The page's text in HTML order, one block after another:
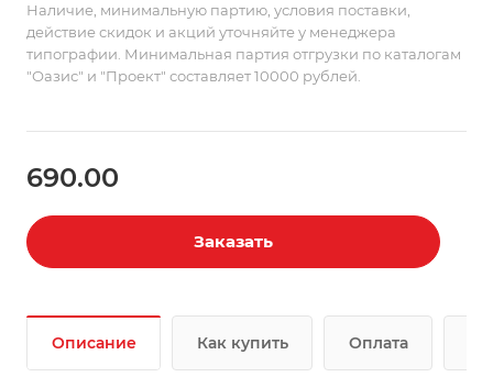
Наличие, минимальную партию, условия поставки,
действие скидок и акций уточняйте у менеджера
типографии. Минимальная партия отгрузки по каталогам
"Оазис" и "Проект" составляет 10000 рублей.
690.00
Заказать
Описание Как купить Оплата